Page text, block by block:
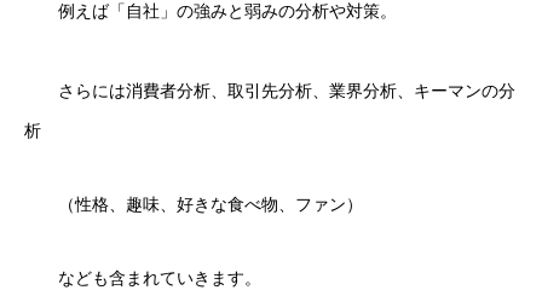
例えば「自社」の強みと弱みの分析や対策。
さらには消費者分析、取引先分析、業界分析、キーマンの分
析
（性格、趣味、好きな食べ物、ファン）
なども含まれていきます。